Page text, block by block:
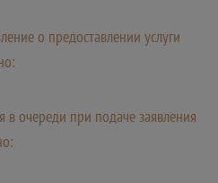
о предоставлении услуги
очереди при подаче заявления